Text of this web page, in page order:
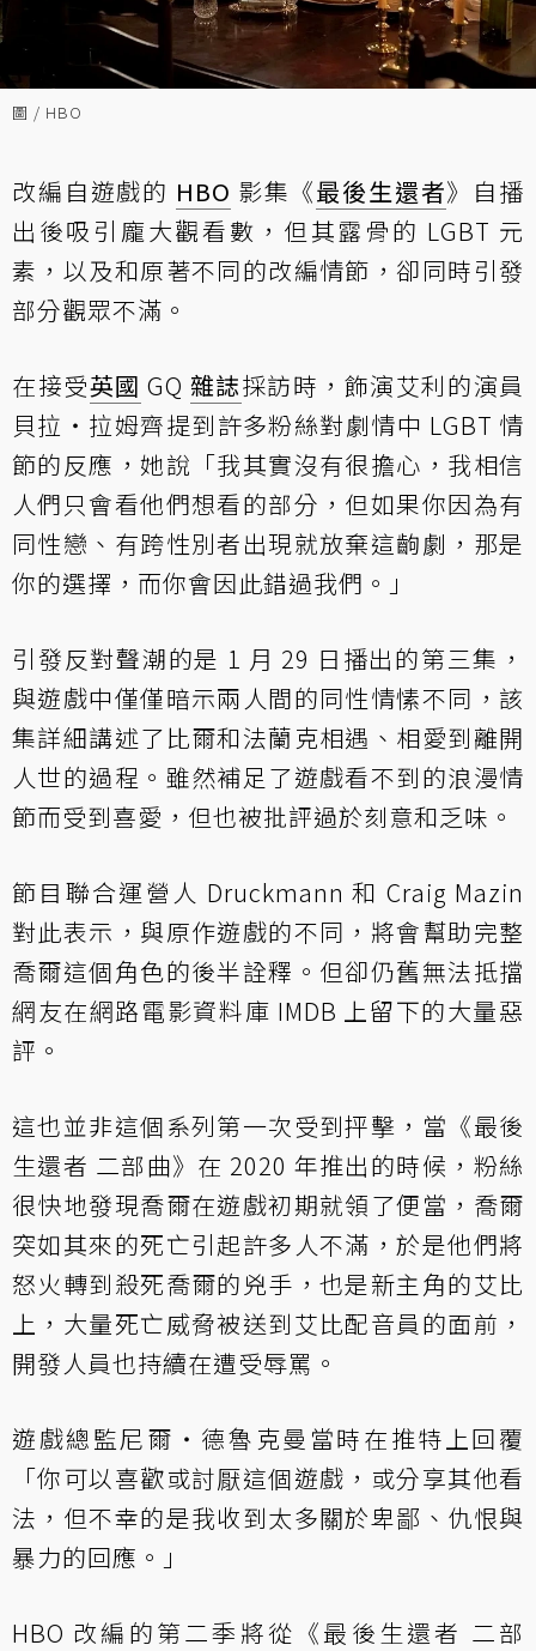
圖 / HBO
改編自遊戲的 HBO 影集《最後生還者》自播
出後吸引龐大觀看數，但其露骨的 LGBT 元
素，以及和原著不同的改編情節，卻同時引發
部分觀眾不滿。
在接受英國 GQ 雜誌採訪時，飾演艾利的演員
貝拉‧拉姆齊提到許多粉絲對劇情中 LGBT 情
節的反應，她說「我其實沒有很擔心，我相信
人們只會看他們想看的部分，但如果你因為有
同性戀、有跨性別者出現就放棄這齣劇，那是
你的選擇，而你會因此錯過我們。」
引發反對聲潮的是 1 月 29 日播出的第三集，
與遊戲中僅僅暗示兩人間的同性情愫不同，該
集詳細講述了比爾和法蘭克相遇、相愛到離開
人世的過程。雖然補足了遊戲看不到的浪漫情
節而受到喜愛，但也被批評過於刻意和乏味。
節目聯合運營人 Druckmann 和 Craig Mazin
對此表示，與原作遊戲的不同，將會幫助完整
喬爾這個角色的後半詮釋。但卻仍舊無法抵擋
網友在網路電影資料庫 IMDB 上留下的大量惡
評。
這也並非這個系列第一次受到抨擊，當《最後
生還者 二部曲》在 2020 年推出的時候，粉絲
很快地發現喬爾在遊戲初期就領了便當，喬爾
突如其來的死亡引起許多人不滿，於是他們將
怒火轉到殺死喬爾的兇手，也是新主角的艾比
上，大量死亡威脅被送到艾比配音員的面前，
開發人員也持續在遭受辱罵。
遊戲總監尼爾‧德魯克曼當時在推特上回覆
「你可以喜歡或討厭這個遊戲，或分享其他看
法，但不幸的是我收到太多關於卑鄙、仇恨與
暴力的回應。」
HBO 改編的第二季將從《最後生還者 二部